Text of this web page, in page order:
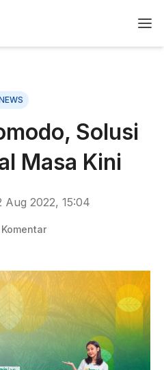
Solusi
Masa Kini
Aug 2022, 15:04